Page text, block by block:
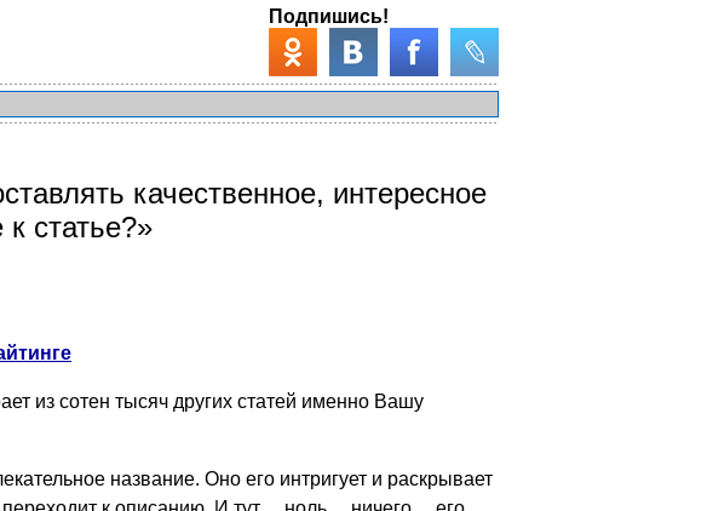
Подпишись!
качественное, интересное
статье?»
из сотен тысяч других статей именно Вашу
название. Оно его интригует и раскрывает